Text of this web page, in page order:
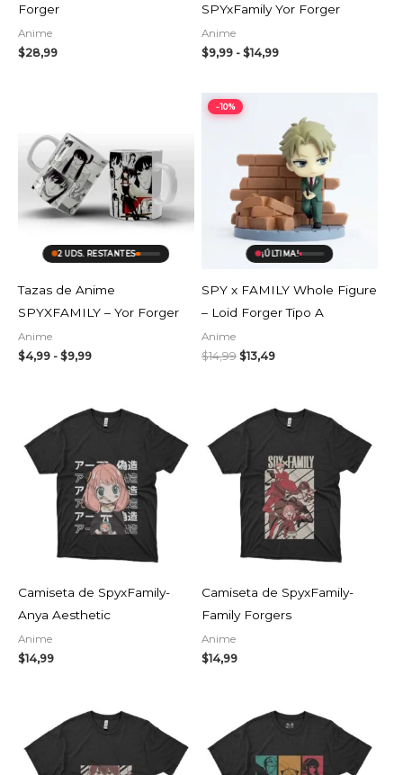
Forger
Anime
$28,99
SPYxFamily Yor Forger
Anime
$9,99 - $14,99
2 UDS. RESTANTES
Tazas de Anime
SPYXFAMILY – Yor Forger
Anime
$4,99 - $9,99
$4,99
hasta
$9,99
-10%
¡ÚLTIMA!
SPY x FAMILY Whole Figure
– Loid Forger Tipo A
Anime
$14,99
El
precio
$14,99.
$13,49
actual
es:
$13,49.
Camiseta de SpyxFamily-
Anya Aesthetic
Anime
$14,99
Camiseta de SpyxFamily-
Family Forgers
Anime
$14,99